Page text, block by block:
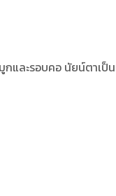
ละรอบคอ นัยน์ตาเป็น